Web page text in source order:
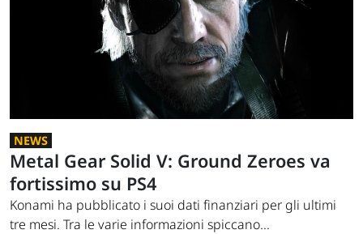
NEWS
Metal Gear Solid V: Ground Zeroes va
fortissimo su PS4
Konami ha pubblicato i suoi dati finanziari per gli ultimi
tre mesi. Tra le varie informazioni spiccano...